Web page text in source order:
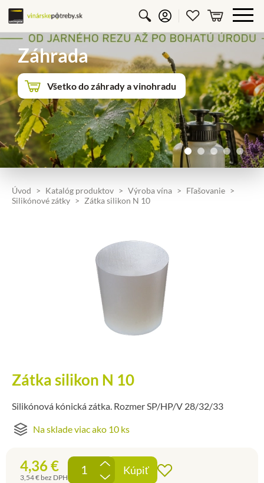
Vyhľadávanie
Prihlásiť saObľúbené
košík
Záhrada
Všetko do záhrady a vinohradu
Úvod Katalóg produktov Výroba vína
Fľašovanie
Silikónové zátky
Zátka silikon N 10
Zátka silikon N 10
Silikónová kónická zátka. Rozmer SP/HP/V 28/32/33
Na sklade viac ako 10 ks
4,36€
3,54€ bez DPH
-
Kúpiť